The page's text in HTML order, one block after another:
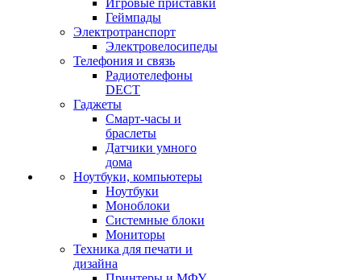
Игровые приставки
Геймпады
Электротранспорт
Электровелосипеды
Телефония и связь
Радиотелефоны
DECT
Гаджеты
Смарт-часы и
браслеты
Датчики умного
дома
Ноутбуки, компьютеры
Ноутбуки
Моноблоки
Системные блоки
Мониторы
Техника для печати и
дизайна